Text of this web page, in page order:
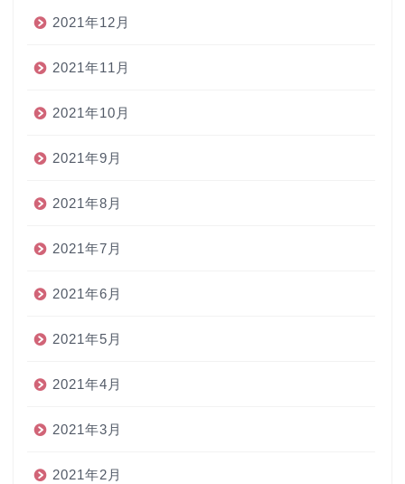
2021年12月
2021年11月
2021年10月
2021年9月
2021年8月
2021年7月
2021年6月
2021年5月
2021年4月
2021年3月
2021年2月